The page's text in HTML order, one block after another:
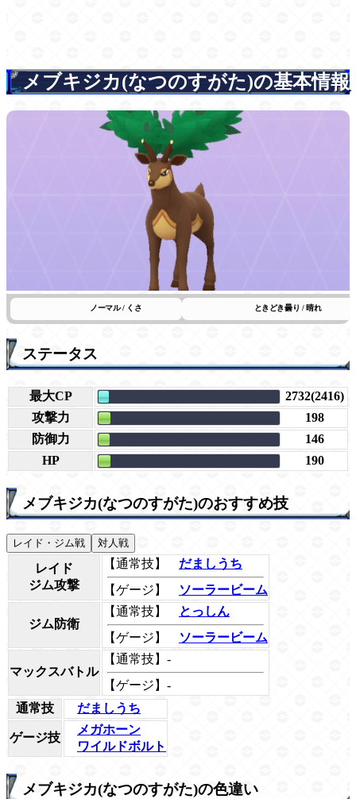
メブキジカ(なつのすがた)の基本情報
ノーマル / くさ ときどき曇り / 晴れ
ステータス
最大CP
2732(2416)
攻撃力
198
防御力
146
HP
190
メブキジカ(なつのすがた)のおすすめ技
レイド・ジム戦 対人戦
レイド
ジム攻撃
【通常技】
だましうち
【ゲージ】
ソーラービーム
ジム防衛
【通常技】
とっしん
【ゲージ】
ソーラービーム
マックスバトル
【通常技】-
【ゲージ】-
通常技
だましうち
ゲージ技
メガホーン
ワイルドボルト
メブキジカ(なつのすがた)の色違い